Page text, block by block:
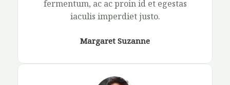
fermentum, ac ac proin id et egestas
iaculis imperdiet justo.​
Margaret Suzanne​